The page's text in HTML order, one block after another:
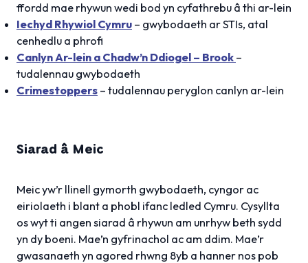
ffordd mae rhywun wedi bod yn cyfathrebu â thi ar-lein
Iechyd Rhywiol Cymru – gwybodaeth ar STIs, atal
cenhedlu a phrofi
Canlyn Ar-lein a Chadw’n Ddiogel – Brook –
tudalennau gwybodaeth
Crimestoppers – tudalennau peryglon canlyn ar-lein
Siarad â Meic
Meic yw’r llinell gymorth gwybodaeth, cyngor ac
eiriolaeth i blant a phobl ifanc ledled Cymru. Cysyllta
os wyt ti angen siarad â rhywun am unrhyw beth sydd
yn dy boeni. Mae’n gyfrinachol ac am ddim. Mae’r
gwasanaeth yn agored rhwng 8yb a hanner nos pob